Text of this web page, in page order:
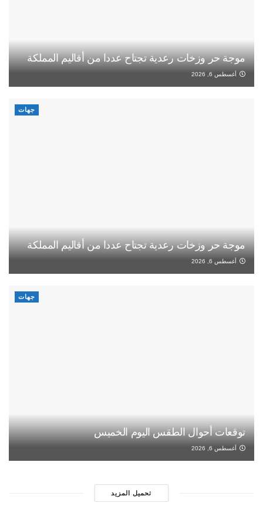
موجة حر وزخات رعدية تجتاح عددا من أقاليم المملكة
أغسطس 6, 2026
جهات
موجة حر وزخات رعدية تجتاح عددا من أقاليم المملكة
أغسطس 6, 2026
جهات
توقعات أحوال الطقس اليوم الخميس
أغسطس 6, 2026
تحميل المزيد